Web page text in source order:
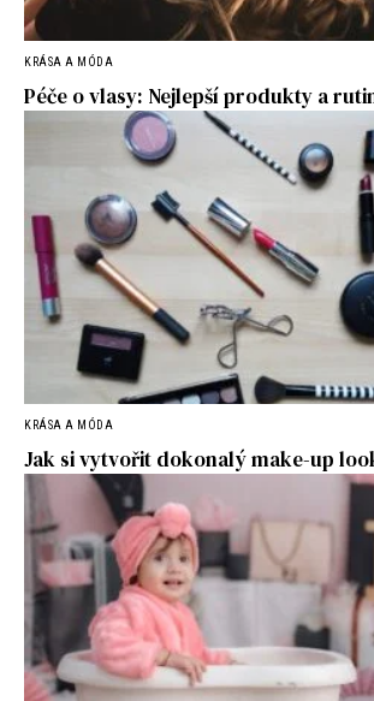
KRÁSA A MÓDA
Péče o vlasy: Nejlepší produkty a
KRÁSA A MÓDA
Jak si vytvořit dokonalý make-up